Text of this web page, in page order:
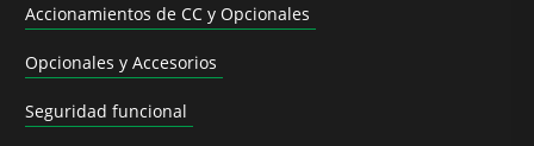
Accionamientos de CC y Opcionales
Opcionales y Accesorios
Seguridad funcional